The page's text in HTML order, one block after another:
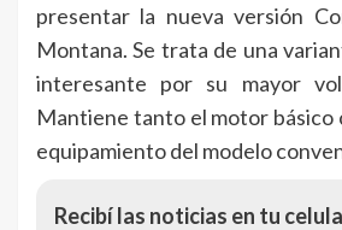
presentar la nueva versión
Montana. Se trata de una
interesante por su mayor
Mantiene tanto el motor básico
equipamiento del modelo
Recibí las noticias en tu